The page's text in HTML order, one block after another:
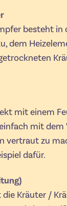
besteht in
dem
mit einem
mit
vertraut zu
dafür.
Kräuter /